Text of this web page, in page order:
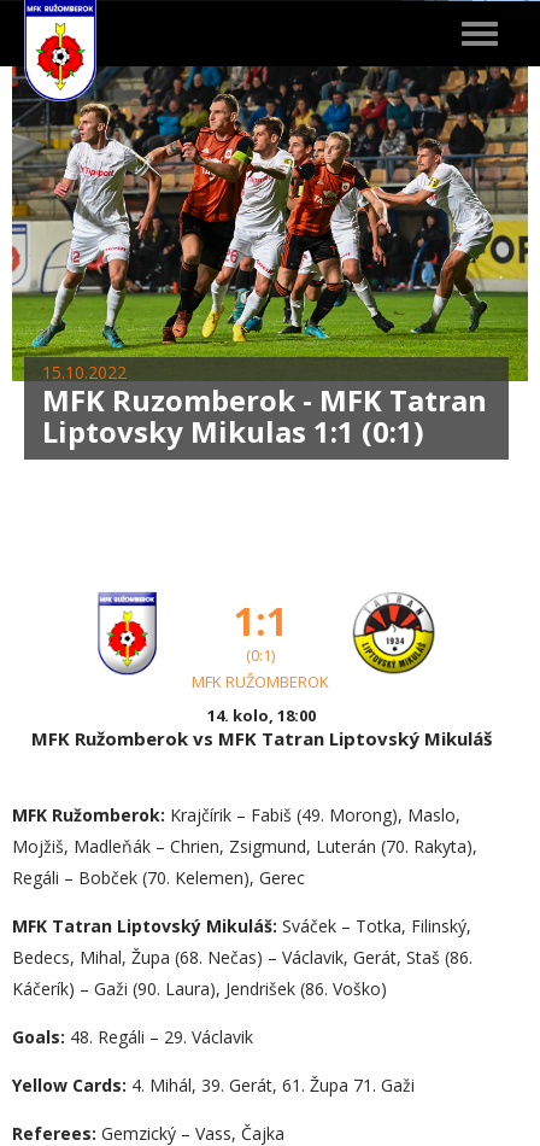
Toggle
15.10.2022
MFK Ruzomberok - MFK Tatran
Liptovsky Mikulas 1:1 (0:1)
1:1
(0:1)
MFK RUŽOMBEROK
14. kolo, 18:00
MFK Ružomberok vs MFK Tatran Liptovský Mikuláš
MFK Ružomberok: Krajčírik – Fabiš (49. Morong), Maslo,
Mojžiš, Madleňák – Chrien, Zsigmund, Luterán (70. Rakyta),
Regáli – Bobček (70. Kelemen), Gerec
MFK Tatran Liptovský Mikuláš: Sváček – Totka, Filinský,
Bedecs, Mihal, Župa (68. Nečas) – Václavik, Gerát, Staš (86.
Káčerík) – Gaži (90. Laura), Jendrišek (86. Voško)
Goals: 48. Regáli – 29. Václavik
Yellow Cards: 4. Mihál, 39. Gerát, 61. Župa 71. Gaži
Referees: Gemzický – Vass, Čajka